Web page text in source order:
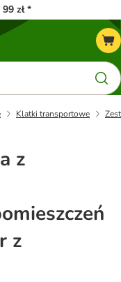
zł *
Klatki transportowe
z
z